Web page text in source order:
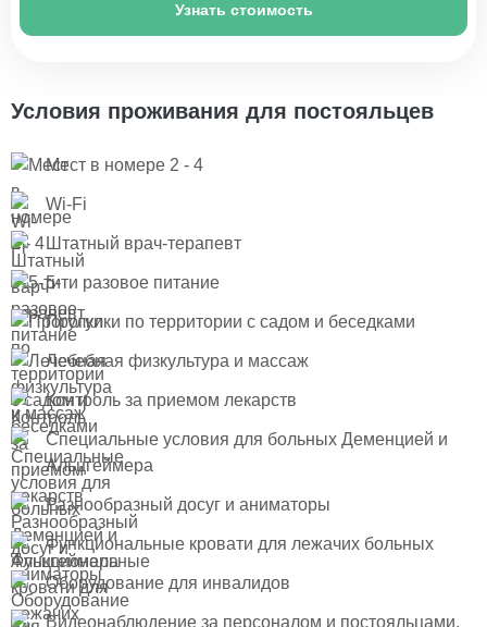
Узнать стоимость
Условия проживания для постояльцев
Мест в номере 2 - 4
Wi-Fi
Штатный врач-терапевт
5-ти разовое питание
Прогулки по территории с садом и беседками
Лечебная физкультура и массаж
Контроль за приемом лекарств
Специальные условия для больных Деменцией и
Альцгеймера
Разнообразный досуг и аниматоры
Функциональные кровати для лежачих больных
Оборудование для инвалидов
Видеонаблюдение за персоналом и постояльцами,